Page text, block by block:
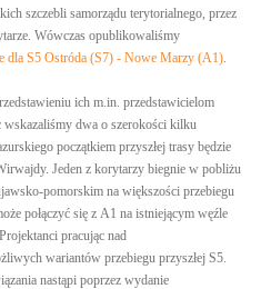
szczebli samorządu terytorialnego, przez
Wówczas opublikowaliśmy
dla S5 Ostróda (S7) - Nowe Marzy (A1).
ich m.in. przedstawicielom
wskazaliśmy dwa o szerokości kilku
początkiem przyszłej trasy będzie
Jeden z korytarzy biegnie w pobliżu
pomorskim na większości przebiegu
połączyć się z A1 na istniejącym węźle
pracując nad
wariantów przebiegu przyszłej S5.
nastąpi poprzez wydanie